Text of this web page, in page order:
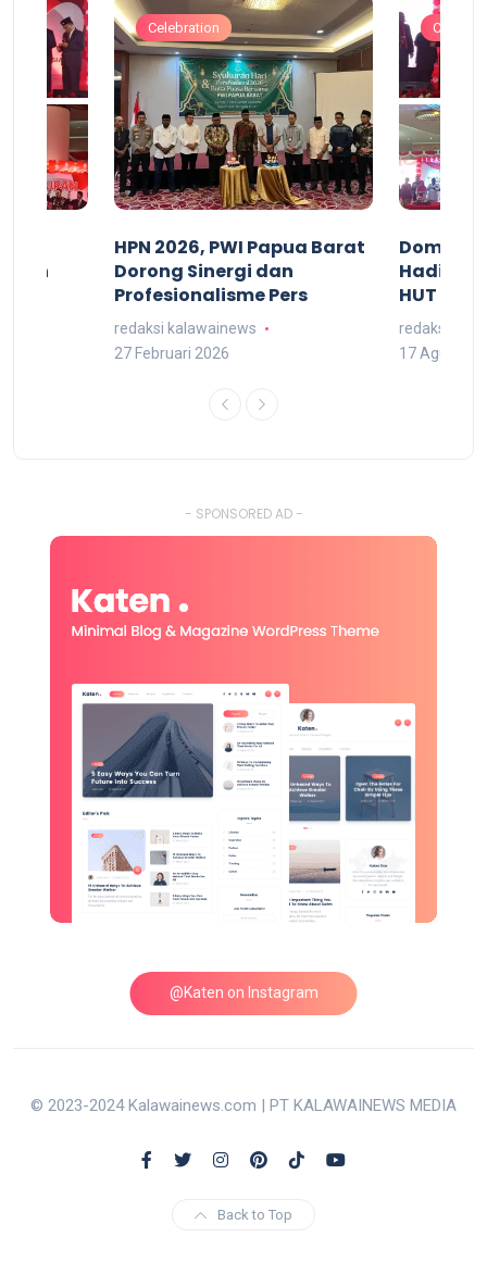
Celebration
HPN 2026, PWI Papua Barat
Dorong Sinergi dan
Profesionalisme Pers
redaksi kalawainews
27 Februari 2026
Hadiri
HUT RI
redaksi
17 Agustus
- SPONSORED AD -
@Katen on Instagram
© 2023-2024 Kalawainews.com | PT KALAWAINEWS MEDIA
Back to Top